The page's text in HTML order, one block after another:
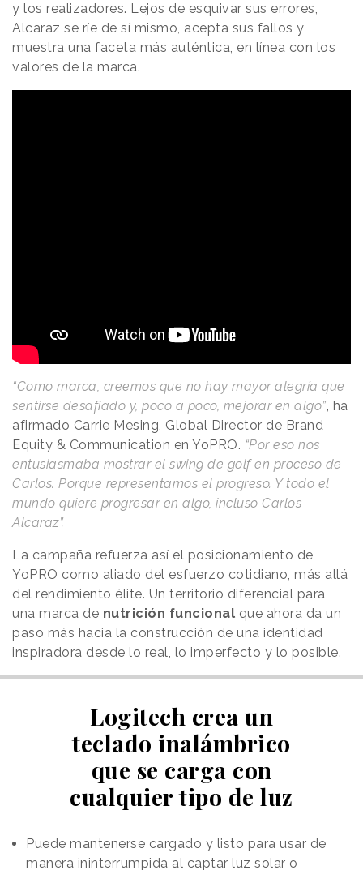
y los realizadores. Lejos de esquivar sus errores,
Alcaraz se ríe de sí mismo, acepta sus fallos y
muestra una faceta más auténtica, en línea con los
valores de la marca.
“Como marca, creemos que no hay mayor alegría que
sentirse desafiado y, poco a poco, mejorar en algo”, ha
afirmado Carrie Mesing, Global Director de Brand
Equity & Communication en YoPRO. “Por eso nos
entusiasmaba mostrar el swing de golf en proceso de
Carlos. Porque representamos el progreso. Y todo el
mundo quiere progresar en algo, incluso Carlos
Alcaraz”.
La campaña refuerza así el posicionamiento de
YoPRO como aliado del esfuerzo cotidiano, más allá
del rendimiento élite. Un territorio diferencial para
una marca de nutrición funcional que ahora da un
paso más hacia la construcción de una identidad
inspiradora desde lo real, lo imperfecto y lo posible.
Logitech crea un
teclado inalámbrico
que se carga con
cualquier tipo de luz
Puede mantenerse cargado y listo para usar de
manera ininterrumpida al captar luz solar o